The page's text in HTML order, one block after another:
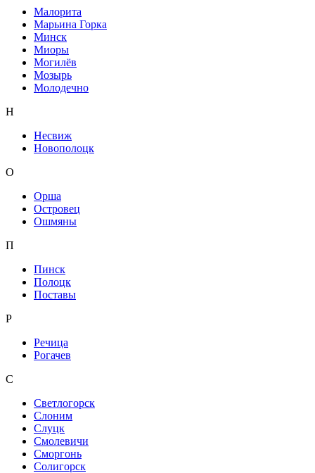
Малорита
Марьина Горка
Минск
Миоры
Могилёв
Мозырь
Молодечно
Н
Несвиж
Новополоцк
О
Орша
Островец
Ошмяны
П
Пинск
Полоцк
Поставы
Р
Речица
Рогачев
С
Светлогорск
Слоним
Слуцк
Смолевичи
Сморгонь
Солигорск